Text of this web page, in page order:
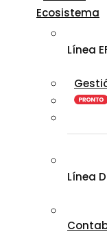
Ecosistema
Línea
Línea